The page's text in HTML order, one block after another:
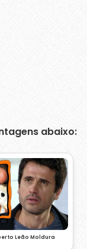
abaixo:
Leão Moldura